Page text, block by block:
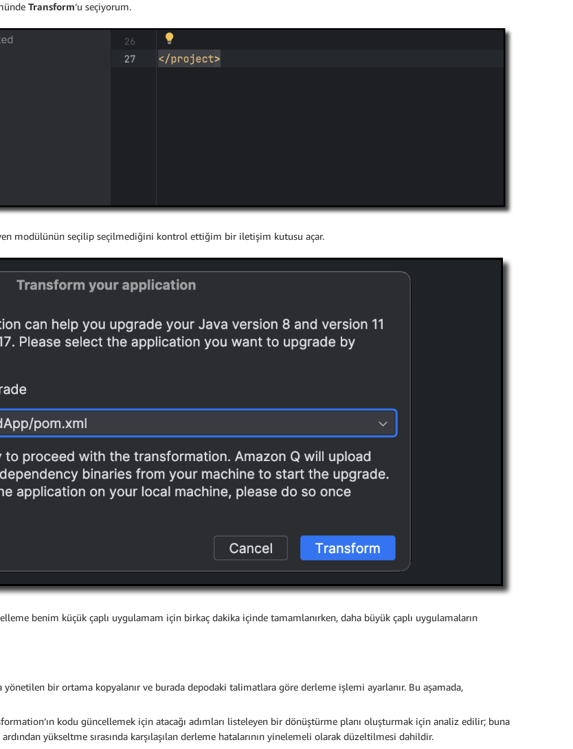
Transform‘u seçiyorum.
modülünün seçilip seçilmediğini kontrol ettiğim bir iletişim kutusu açar.
benim küçük çaplı uygulamam için birkaç dakika içinde tamamlanırken, daha büyük çaplı uygulamaların
yönetilen bir ortama kopyalanır ve burada depodaki talimatlara göre derleme işlemi ayarlanır. Bu aşamada,
kodu güncellemek için atacağı adımları listeleyen bir dönüştürme planı oluşturmak için analiz edilir; buna
yükseltme sırasında karşılaşılan derleme hatalarının yinelemeli olarak düzeltilmesi dahildir.